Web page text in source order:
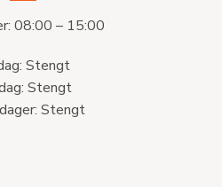
08:00 – 15:00
Stengt
Stengt
Stengt